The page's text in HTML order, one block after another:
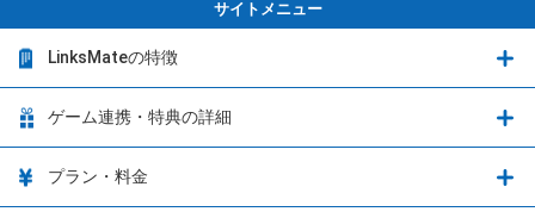
サイトメニュー
LinksMateの特徴
LinksMateの特徴
音声通話料金がもっとオトクに
ゲーム連携・特典の詳細
ゲーム連携・特典の詳細
プラン・料金